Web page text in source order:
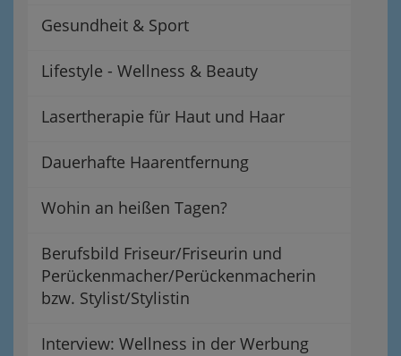
Gesundheit & Sport
Lifestyle - Wellness & Beauty
Lasertherapie für Haut und Haar
Dauerhafte Haarentfernung
Wohin an heißen Tagen?
Berufsbild Friseur/Friseurin und
Perückenmacher/Perückenmacherin
bzw. Stylist/Stylistin
Interview: Wellness in der Werbung